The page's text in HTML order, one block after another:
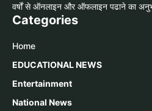
वर्षों से ऑनलाइन और ऑफलाइन पढाने का
Categories
Home
EDUCATIONAL NEWS
Entertainment
National News